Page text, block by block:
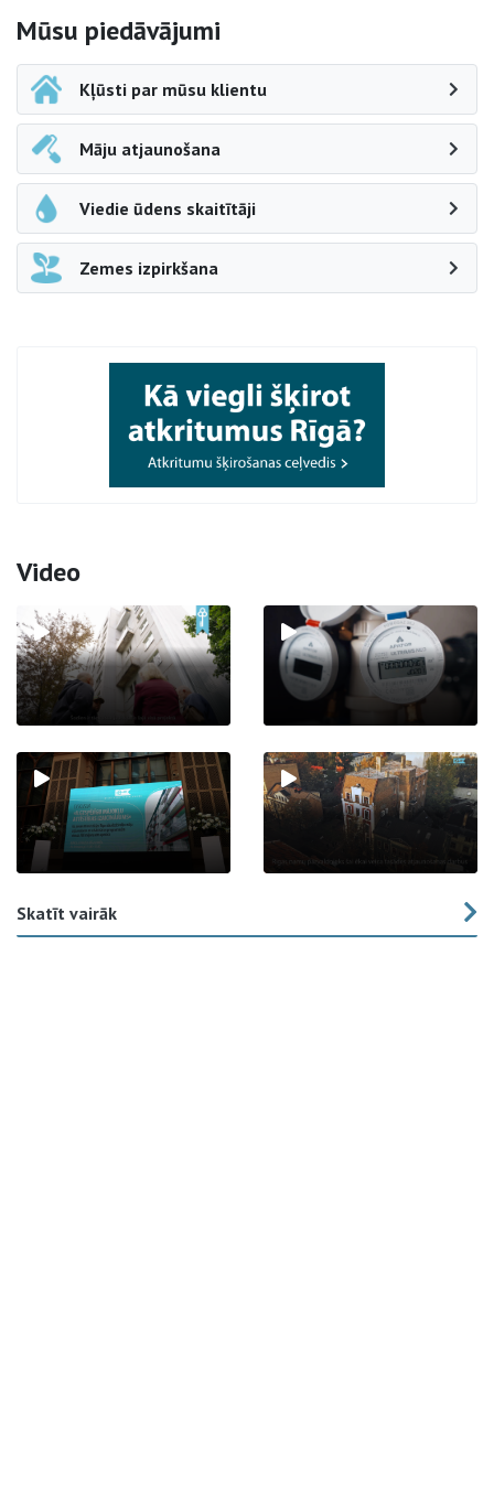
Sāna navigācija
Mūsu piedāvājumi
Kļūsti par mūsu klientu
Māju atjaunošana
Viedie ūdens skaitītāji
Zemes izpirkšana
Video
Skatīt vairāk